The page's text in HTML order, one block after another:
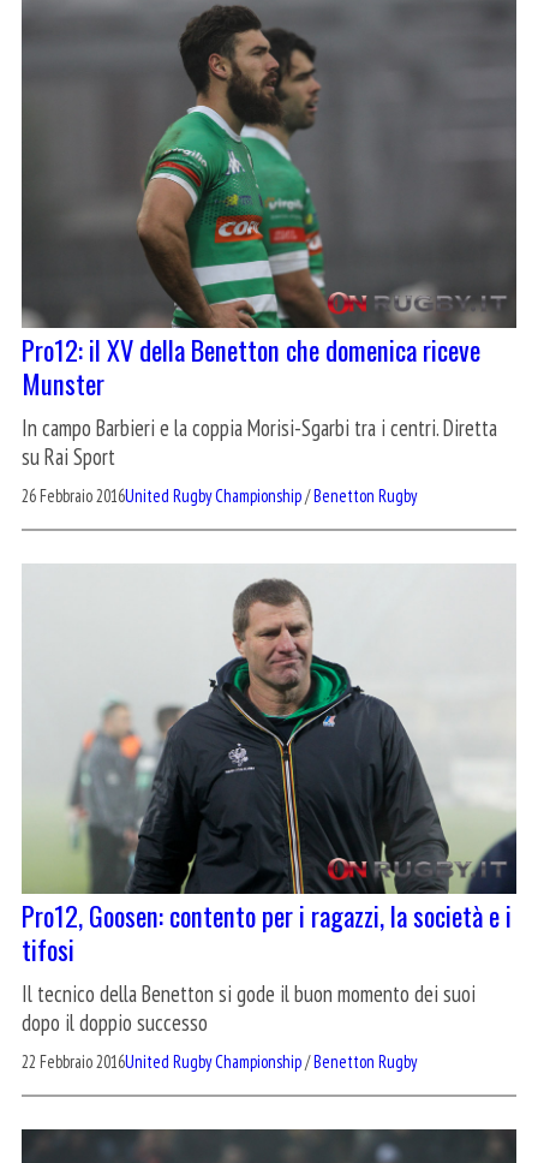
Pro12: il XV della Benetton che domenica riceve
Munster
In campo Barbieri e la coppia Morisi-Sgarbi tra i centri. Diretta
su Rai Sport
26 Febbraio 2016United Rugby Championship/Benetton Rugby
Pro12, Goosen: contento per i ragazzi, la società e i
tifosi
Il tecnico della Benetton si gode il buon momento dei suoi
dopo il doppio successo
22 Febbraio 2016United Rugby Championship/Benetton Rugby